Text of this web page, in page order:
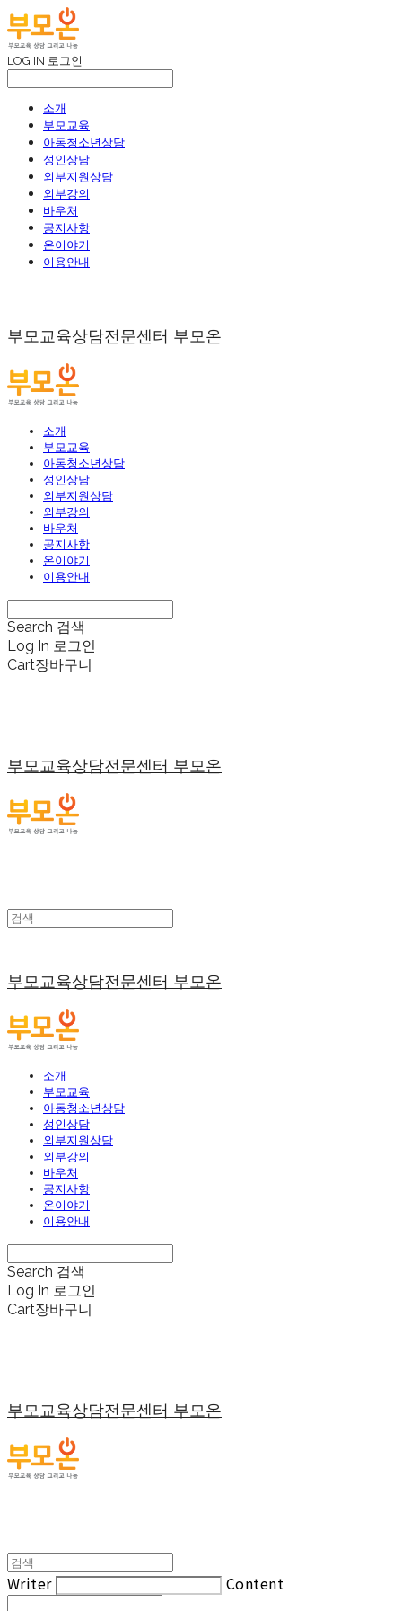
LOG IN 로그인
소개
부모교육
아동청소년상담
성인상담
외부지원상담
외부강의
바우처
공지사항
온이야기
이용안내
부모교육상담전문센터 부모온
소개
부모교육
아동청소년상담
성인상담
외부지원상담
외부강의
바우처
공지사항
온이야기
이용안내
Search 검색
Log In 로그인
Cart장바구니
부모교육상담전문센터 부모온
부모교육상담전문센터 부모온
소개
부모교육
아동청소년상담
성인상담
외부지원상담
외부강의
바우처
공지사항
온이야기
이용안내
Search 검색
Log In 로그인
Cart장바구니
부모교육상담전문센터 부모온
Writer Content